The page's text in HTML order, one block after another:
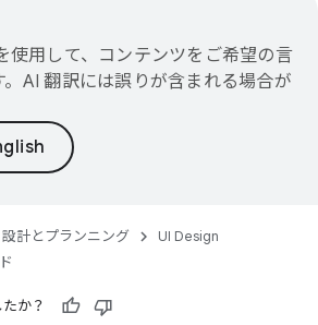
使用して、コンテンツをご希望の言
AI 翻訳には誤りが含まれる場合が
設計とプランニング
UI Design
か？